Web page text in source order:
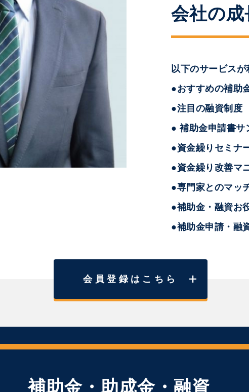
会社の成
以下のサービスが
●おすすめの補助
●注目の融資制度
● 補助金申請書サ
●資金繰りセミナ
●資金繰り改善マ
●専門家とのマッ
●補助金・融資お
●補助金申請・融
会員登録はこちら
補助金・助成金・融資